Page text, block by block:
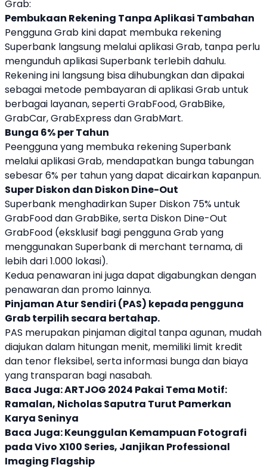
Grab:
Pembukaan Rekening Tanpa Aplikasi Tambahan
PenggunaGrab kini dapat membuka rekening
Superbank langsung melalui aplikasiGrab, tanpa perlu
mengunduh aplikasiSuperbank terlebih dahulu.
Rekening ini langsung bisa dihubungkan dan dipakai
sebagai metode pembayaran di aplikasiGrabuntuk
berbagai layanan, sepertiGrabFood,GrabBike,
GrabCar,GrabExpress danGrabMart.
Bunga 6% per Tahun
Peengguna yang membuka rekeningSuperbank
melalui aplikasiGrab, mendapatkan bunga tabungan
sebesar 6% per tahun yang dapat dicairkan kapanpun.
Super Diskon dan Diskon Dine-Out
Superbank menghadirkan Super Diskon 75% untuk
GrabFood danGrabBike, serta Diskon Dine-Out
GrabFood (eksklusif bagi penggunaGrabyang
menggunakanSuperbankdi merchant ternama, di
lebih dari 1.000 lokasi).
Kedua penawaran ini juga dapat digabungkan dengan
penawaran dan promo lainnya.
Pinjaman Atur Sendiri (PAS) kepada pengguna
Grabterpilih secara bertahap.
PAS merupakan pinjaman digital tanpa agunan, mudah
diajukan dalam hitungan menit, memiliki limit kredit
dan tenor fleksibel, serta informasi bunga dan biaya
yang transparan bagi nasabah.
Baca Juga:ARTJOG 2024 Pakai Tema Motif:
Ramalan, Nicholas Saputra Turut Pamerkan
Karya Seninya
Baca Juga:Keunggulan Kemampuan Fotografi
pada Vivo X100 Series, Janjikan Professional
Imaging Flagship